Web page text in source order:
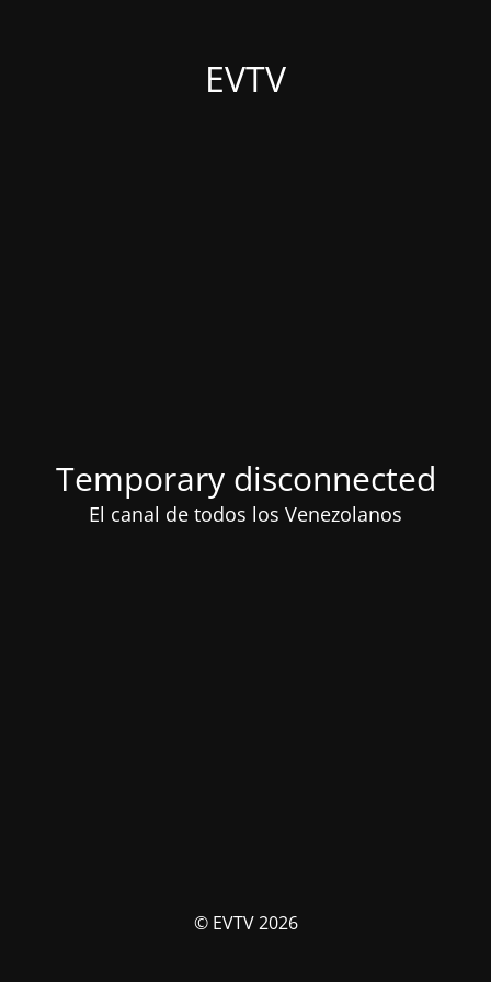
EVTV
Temporary disconnected
El canal de todos los Venezolanos
© EVTV 2026